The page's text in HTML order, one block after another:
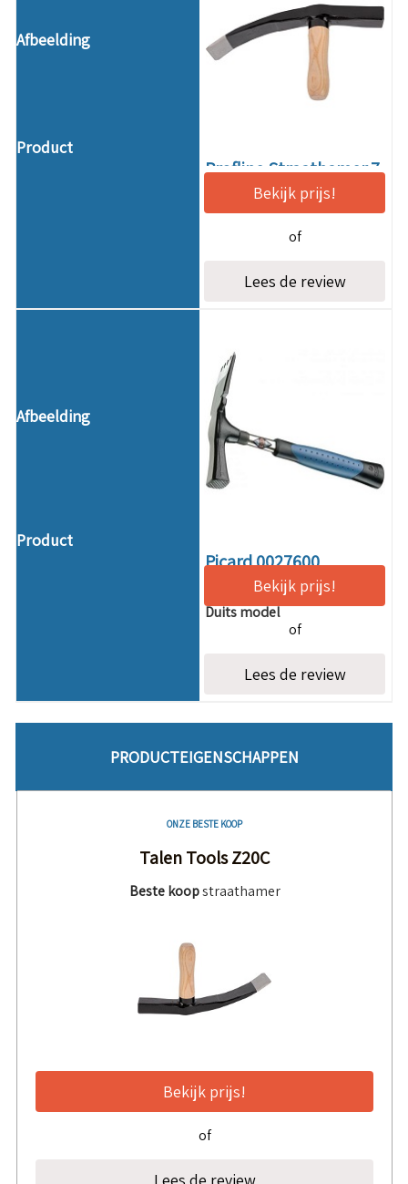
Profline Straathamer 7
straathamer
Bekijk prijs!
of
Lees de review
Picard 0027600
Beste koop straathamer
Duits model
Bekijk prijs!
of
Lees de review
PRODUCTEIGENSCHAPPEN
ONZE BESTE KOOP
Talen Tools Z20C
Beste koopstraathamer
Bekijk prijs!
of